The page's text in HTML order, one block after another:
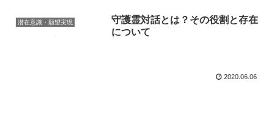
潜在意識・願望実現
守護霊対話とは？その役割と存在
について
2020.06.06